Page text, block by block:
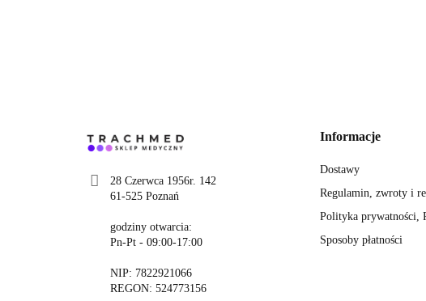
28 Czerwca 1956r. 142
61-525 Poznań
godziny otwarcia:
Pn-Pt - 09:00-17:00
NIP: 7822921066
REGON: 524773156
Informacje
Dostawy
Regulamin, zwroty i
Polityka prywatności,
Sposoby płatności